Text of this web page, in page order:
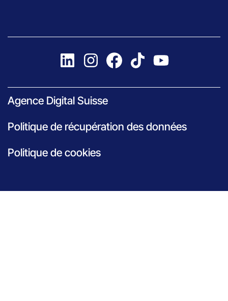
Agence Digital Suisse
Politique de récupération des données
Politique de cookies